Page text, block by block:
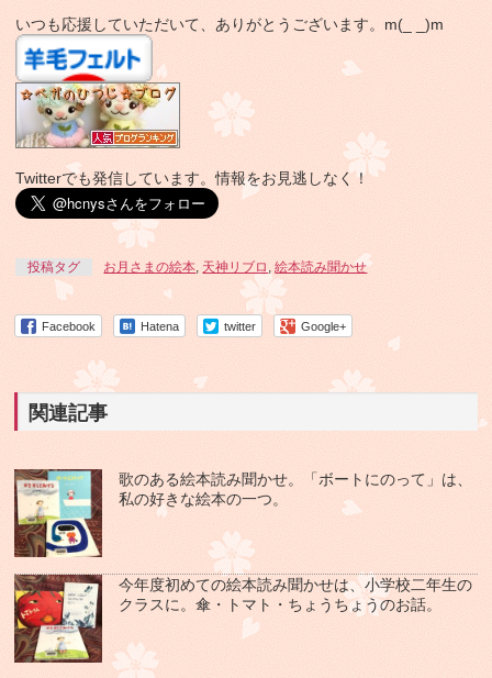
いつも応援していただいて、ありがとうございます。m(_ _)m
Twitterでも発信しています。情報をお見逃しなく！
投稿タグ お月さまの絵本, 天神リブロ,絵本読み聞かせ
Facebook Hatena twitter Google+
関連記事
歌のある絵本読み聞かせ。「ボートにのって」は、
私の好きな絵本の一つ。
今年度初めての絵本読み聞かせは、小学校二年生の
クラスに。傘・トマト・ちょうちょうのお話。